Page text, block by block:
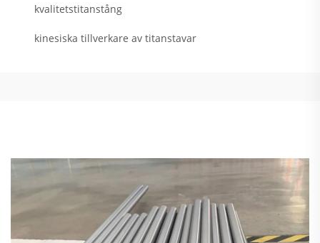
kvalitetstitanstång
kinesiska tillverkare av titanstavar